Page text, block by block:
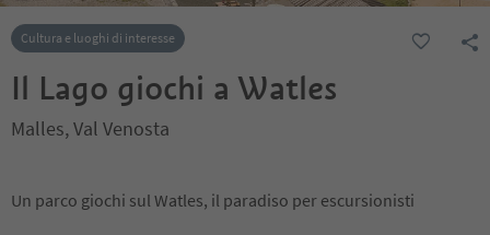
Cultura e luoghi di interesse
Il Lago giochi a Watles
Malles, Val Venosta
Un parco giochi sul Watles, il paradiso per escursionisti